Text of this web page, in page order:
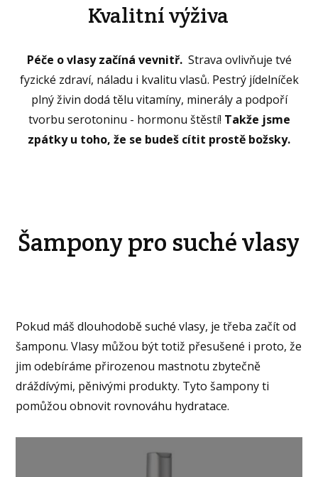
Kvalitní výživa
Péče o vlasy začíná vevnitř.Strava ovlivňuje tvé
fyzické zdraví, náladu i kvalitu vlasů. Pestrý jídelníček
plný živin dodá tělu vitamíny, minerály a podpoří
tvorbu serotoninu - hormonu štěstí! Takže jsme
zpátky u toho, že se budeš cítit prostě božsky.
Šampony pro suché vlasy
Pokud máš dlouhodobě suché vlasy, je třeba začít od
šamponu. Vlasy můžou být totiž přesušené i proto, že
jim odebíráme přirozenou mastnotu zbytečně
dráždívými, pěnivými produkty. Tyto šampony ti
pomůžou obnovit rovnováhu hydratace.